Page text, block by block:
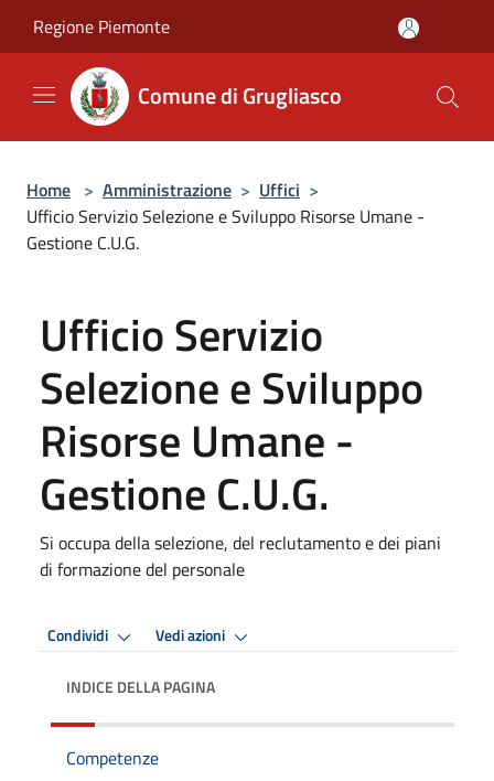
Regione Piemonte
Comune di Grugliasco
Home > Amministrazione > Uffici >
Ufficio Servizio Selezione e Sviluppo Risorse Umane -
Gestione C.U.G.
Ufficio Servizio
Selezione e Sviluppo
Risorse Umane -
Gestione C.U.G.
Si occupa della selezione, del reclutamento e dei piani
di formazione del personale
Condividi Vedi azioni
INDICE DELLA PAGINA
Competenze